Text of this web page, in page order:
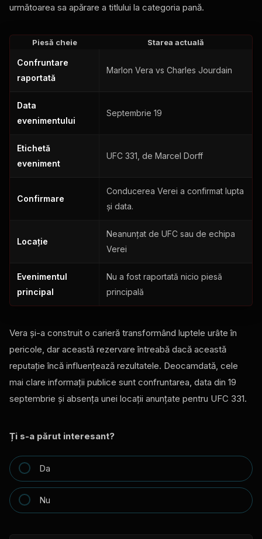
următoarea sa apărare a titlului la categoria pană.
Piesă cheie Starea actuală
Confruntare
raportată
Marlon Vera vs Charles Jourdain
Data
evenimentului
Septembrie 19
Etichetă
eveniment
UFC 331, de Marcel Dorff
Confirmare
Conducerea Verei a confirmat lupta
și data.
Locație
Neanunțat de UFC sau de echipa
Verei
Evenimentul
principal
Nu a fost raportată nicio piesă
principală
Vera și-a construit o carieră transformând luptele urâte în
pericole, dar această rezervare întreabă dacă această
reputație încă influențează rezultatele. Deocamdată, cele
mai clare informații publice sunt confruntarea, data din 19
septembrie și absența unei locații anunțate pentru UFC 331.
Ți s-a părut interesant?
Da
Nu